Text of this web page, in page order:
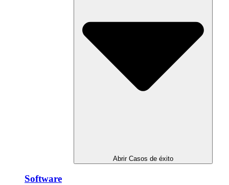
Abrir Casos de éxito
Software